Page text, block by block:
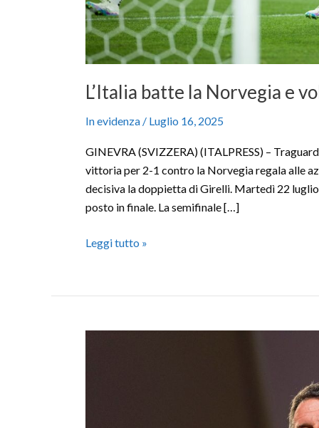
L’Italia batte la Norvegia e
In evidenza / Luglio 16, 2025
GINEVRA (SVIZZERA) (ITALPRESS) –
vittoria per 2-1 contro la Norvegia regala alle
decisiva la doppietta di Girelli. Martedì 22
posto in finale. La semifinale […]
Leggi tutto »